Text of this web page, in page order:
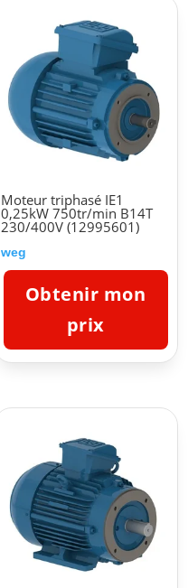
Moteur triphasé IE1
0,25kW 750tr/min B14T
230/400V (12995601)
weg
Obtenir mon
prix